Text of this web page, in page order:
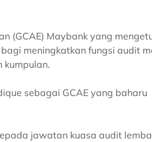
(GCAE) Maybank yang
meningkatkan fungsi audit
kumpulan.
sebagai GCAE yang baharu
jawatan kuasa audit